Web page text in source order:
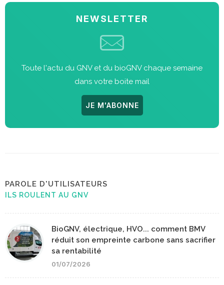
NEWSLETTER
Toute l'actu du GNV et du bioGNV chaque semaine
dans votre boite mail
JE M'ABONNE
PAROLE D'UTILISATEURS
ILS ROULENT AU GNV
BioGNV, électrique, HVO... comment BMV
réduit son empreinte carbone sans sacrifier
sa rentabilité
01/07/2026